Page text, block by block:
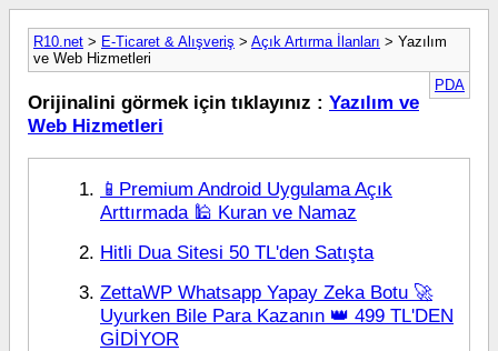
R10.net > E-Ticaret & Alışveriş > Açık Artırma İlanları > Yazılım
ve Web Hizmetleri
PDA
Orijinalini görmek için tıklayınız : Yazılım ve
Web Hizmetleri
📱Premium Android Uygulama Açık
Arttırmada 🕌 Kuran ve Namaz
Hitli Dua Sitesi 50 TL'den Satışta
ZettaWP Whatsapp Yapay Zeka Botu 🚀
Uyurken Bile Para Kazanın 👑 499 TL'DEN
GİDİYOR